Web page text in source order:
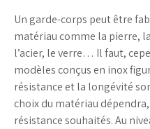
Un garde-corps peut être
matériau comme la pierre,
l’acier, le verre… Il faut,
modèles conçus en inox
résistance et la longévité
choix du matériau
résistance souhaités. Au